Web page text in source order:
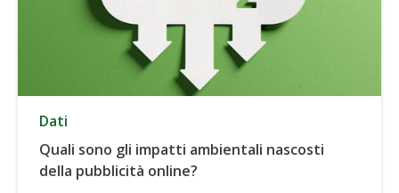
Dati
Quali sono gli impatti ambientali nascosti
della pubblicità online?